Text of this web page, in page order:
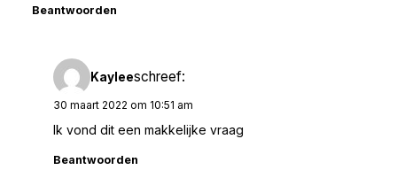
Beantwoorden
Kayleeschreef:
30 maart 2022 om 10:51 am
Ik vond dit een makkelijke vraag
Beantwoorden